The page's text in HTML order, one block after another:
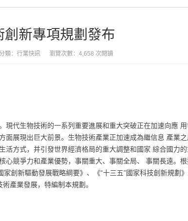
創新專項規劃發布
： 行業快訊 瀏覽次數：4,658 次閱讀
現代生物技術的一系列重要進展和重大突破正在加速向應
展現出巨大前景。生物技術產業正加速成為繼信息 產業之
方式，并引發世界經濟格局的重大調整和國家 綜合國力
競爭力和產業優勢，事關重大、事關全局、 事關長遠。
創新驅動發展戰略綱要》、《“十三五”國家科技創新規劃
產業發展，特編制本規劃。